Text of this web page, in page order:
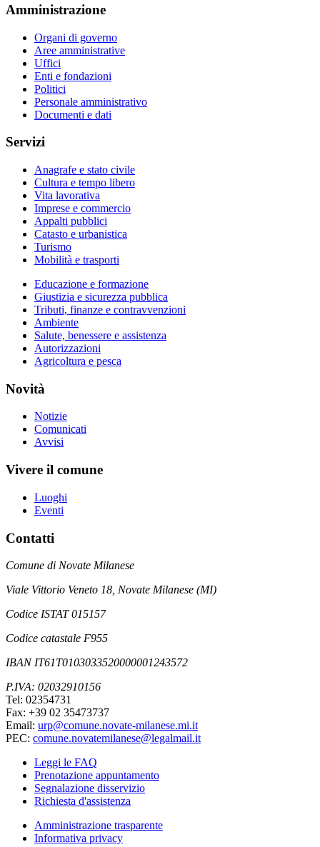
Amministrazione
Organi di governo
Aree amministrative
Uffici
Enti e fondazioni
Politici
Personale amministrativo
Documenti e dati
Servizi
Anagrafe e stato civile
Cultura e tempo libero
Vita lavorativa
Imprese e commercio
Appalti pubblici
Catasto e urbanistica
Turismo
Mobilità e trasporti
Educazione e formazione
Giustizia e sicurezza pubblica
Tributi, finanze e contravvenzioni
Ambiente
Salute, benessere e assistenza
Autorizzazioni
Agricoltura e pesca
Novità
Notizie
Comunicati
Avvisi
Vivere il comune
Luoghi
Eventi
Contatti
Comune di Novate Milanese
Viale Vittorio Veneto 18, Novate Milanese (MI)
Codice ISTAT 015157
Codice catastale F955
IBAN IT61T0103033520000001243572
P.IVA: 02032910156
Tel: 02354731
Fax: +39 02 35473737
Email: urp@comune.novate-milanese.mi.it
PEC: comune.novatemilanese@legalmail.it
Leggi le FAQ
Prenotazione appuntamento
Segnalazione disservizio
Richiesta d'assistenza
Amministrazione trasparente
Informativa privacy